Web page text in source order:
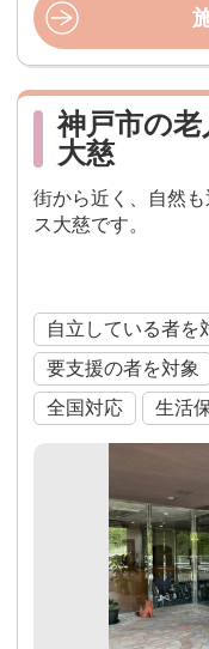
神戸市の
大慈
街から近く、自然
ス大慈です。
自立している者を
要支援の者を対象
全国対応
生活